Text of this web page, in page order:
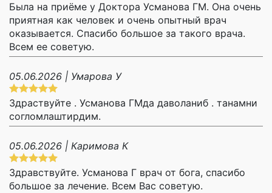
Была на приёме у Доктора Усманова ГМ. Она очень
приятная как человек и очень опытный врач
оказывается. Спасибо большое за такого врача.
Всем ее советую.
05.06.2026 | Умарова У
Здраствуйте . Усманова ГМда даволаниб . танамни
согломлаштирдим.
05.06.2026 | Каримова К
Здравствуйте. Усманова Г врач от бога, спасибо
большое за лечение. Всем Вас советую.